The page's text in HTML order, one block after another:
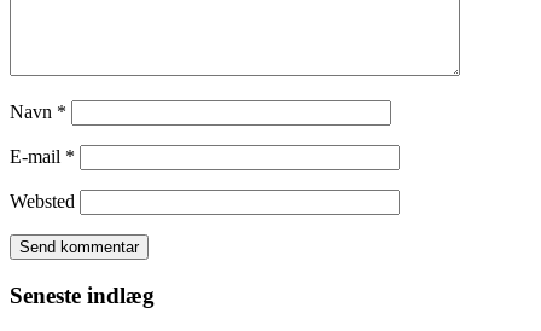
Navn *
E-mail *
Websted
Seneste indlæg